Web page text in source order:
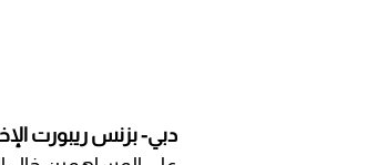
دبي- بزنس ريبورت